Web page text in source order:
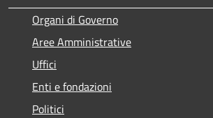
Organi di Governo
Aree Amministrative
Uffici
Enti e fondazioni
Politici